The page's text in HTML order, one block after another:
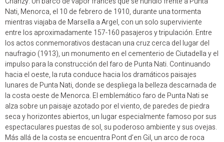
Nati, Menorca, el 10 de febrero de 1910, durante una tormenta
mientras viajaba de Marsella a Argel, con un solo superviviente
entre los aproximadamente 157-160 pasajeros y tripulación. Entre
los actos conmemorativos destacan una cruz cerca del lugar del
naufragio (1913), un monumento en el cementerio de Ciutadella y el
impulso para la construcción del faro de Punta Nati. Continuando
hacia el oeste, la ruta conduce hacia los dramáticos paisajes
lunares de Punta Nati, donde se despliega la belleza descarnada de
la costa oeste de Menorca. El emblemático faro de Punta Nati se
alza sobre un paisaje azotado por el viento, de paredes de piedra
seca y horizontes abiertos, un lugar especialmente famoso por sus
espectaculares puestas de sol, su poderoso ambiente y sus ovejas.
Más allá de la costa se encuentra Pont d’en Gil, un arco de roca